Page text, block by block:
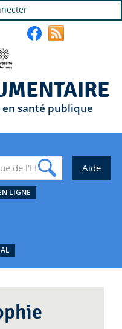
en santé publique
LIGNE